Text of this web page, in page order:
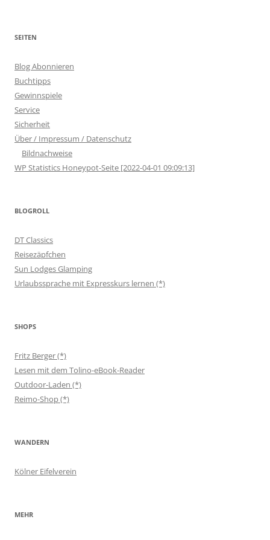
SEITEN
Blog Abonnieren
Buchtipps
Gewinnspiele
Service
Sicherheit
Über / Impressum / Datenschutz
Bildnachweise
WP Statistics Honeypot-Seite [2022-04-01 09:09:13]
BLOGROLL
DT Classics
Reisezäpfchen
Sun Lodges Glamping
Urlaubssprache mit Expresskurs lernen (*)
SHOPS
Fritz Berger (*)
Lesen mit dem Tolino-eBook-Reader
Outdoor-Laden (*)
Reimo-Shop (*)
WANDERN
Kölner Eifelverein
MEHR